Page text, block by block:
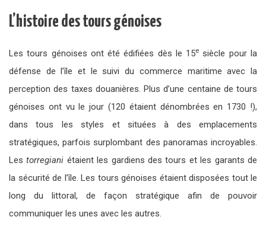
L’histoire des tours génoises
Les tours génoises ont été édifiées dès le 15e siècle pour la
défense de l’île et le suivi du commerce maritime avec la
perception des taxes douanières. Plus d’une centaine de tours
génoises ont vu le jour (120 étaient dénombrées en 1730 !),
dans tous les styles et situées à des emplacements
stratégiques, parfois surplombant des panoramas incroyables.
Lestorregiani étaient les gardiens des tours et les garants de
la sécurité de l’île. Les tours génoises étaient disposées tout le
long du littoral, de façon stratégique afin de pouvoir
communiquer les unes avec les autres.